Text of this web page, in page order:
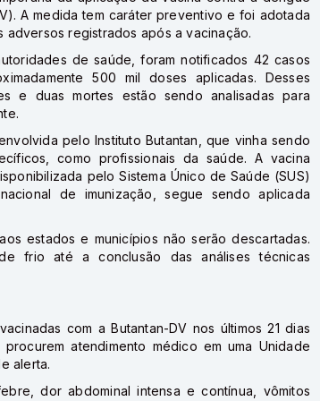
A medida tem caráter preventivo e foi adotada
registrados após a vacinação.
de saúde, foram notificados 42 casos
500 mil doses aplicadas. Desses
e duas mortes estão sendo analisadas para
pelo Instituto Butantan, que vinha sendo
como profissionais da saúde. A vacina
pelo Sistema Único de Saúde (SUS)
de imunização, segue sendo aplicada
estados e municípios não serão descartadas.
frio até a conclusão das análises técnicas
com a Butantan-DV nos últimos 21 dias
atendimento médico em uma Unidade
alerta.
dor abdominal intensa e contínua, vômitos